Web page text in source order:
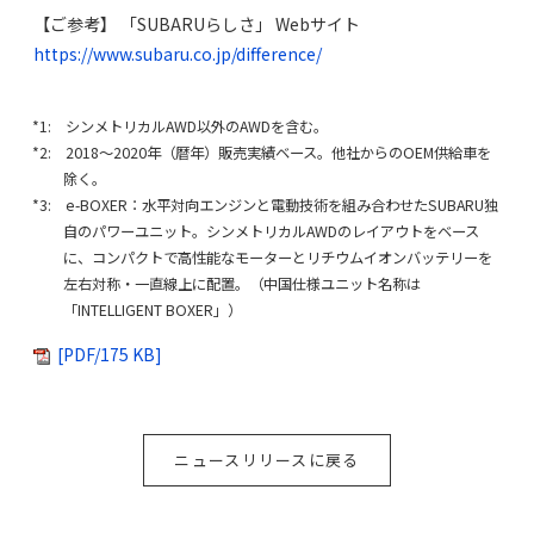
【ご参考】 「SUBARUらしさ」 Webサイト
https://www.subaru.co.jp/difference/
*1: シンメトリカルAWD以外のAWDを含む。
*2: 2018～2020年（暦年）販売実績ベース。他社からのOEM供給車を
除く。
*3: e-BOXER：水平対向エンジンと​電動技術を組み合わせたSUBARU独
自のパワーユニット。シンメトリカルAWDのレイアウトをベース
に、コンパクトで高性能なモーターとリチウムイオンバッテリーを
左右対称・一直線上に配置。（中国仕様ユニット名称は
「INTELLIGENT BOXER」）
[PDF/175 KB]
ニュースリリースに戻る